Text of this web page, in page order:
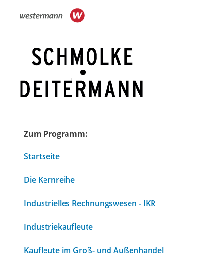
Zum Programm:
Startseite
Die Kernreihe
Industrielles Rechnungswesen - IKR
Industriekaufleute
Kaufleute im Groß- und Außenhandel